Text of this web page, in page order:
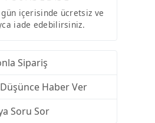
içerisinde ücretsiz ve
iade edebilirsiniz.
Sipariş
Düşünce Haber Ver
Soru Sor